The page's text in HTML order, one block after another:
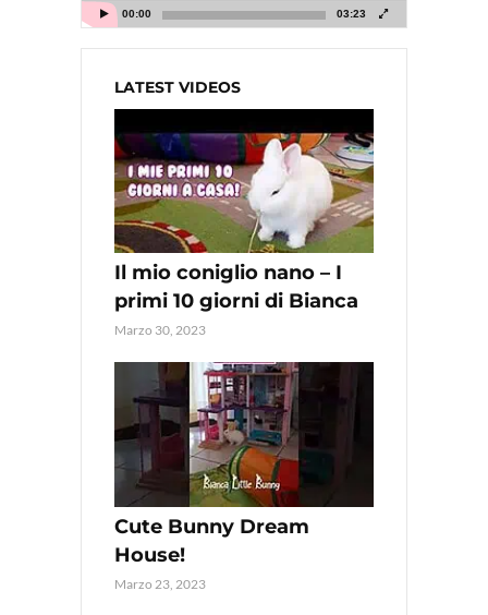
00:00 03:23
LATEST VIDEOS
Il mio coniglio nano – I
primi 10 giorni di Bianca
Marzo 30, 2023
Cute Bunny Dream
House!
Marzo 23, 2023